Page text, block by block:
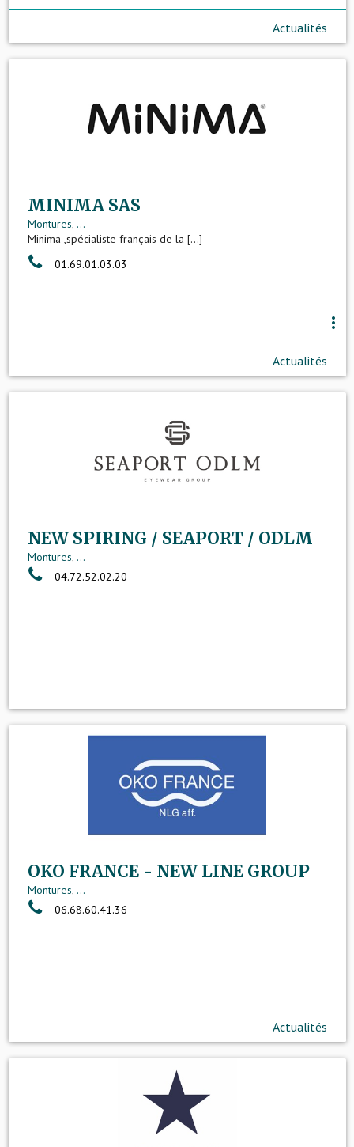
Actualités
MINIMA SAS
Montures, ...
Minima ,spécialiste français de la [...]
01.69.01.03.03
more_vert
Actualités
NEW SPIRING / SEAPORT / ODLM
Montures, ...
04.72.52.02.20
OKO FRANCE - NEW LINE GROUP
Montures, ...
06.68.60.41.36
Actualités